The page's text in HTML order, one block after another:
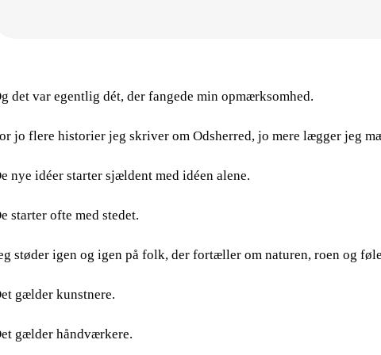
det var egentlig dét, der fangede min opmærksomhed.
jo flere historier jeg skriver om Odsherred, jo mere lægger jeg
nye idéer starter sjældent med idéen alene.
starter ofte med stedet.
støder igen og igen på folk, der fortæller om naturen, roen og
gælder kunstnere.
gælder håndværkere.